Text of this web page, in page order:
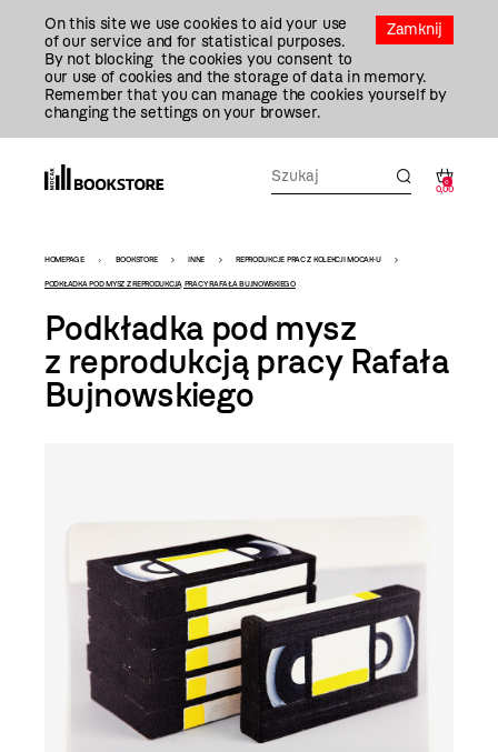
Zamknij
On this site we use cookies to aid your use
of our service and for statistical purposes.
By not blocking the cookies you consent to
our use of cookies and the storage of data in memory.
Remember that you can manage the cookies yourself by
changing the settings on your browser.
0
0,00
Bookstore
-
szablon
szczegóły
HOMEPAGE BOOKSTORE INNE REPRODUKCJE PRAC Z KOLEKCJI MOCAK-U
PODKŁADKA POD MYSZ Z REPRODUKCJĄ PRACY RAFAŁA BUJNOWSKIEGO
Podkładka pod mysz
z reprodukcją pracy Rafała
Bujnowskiego